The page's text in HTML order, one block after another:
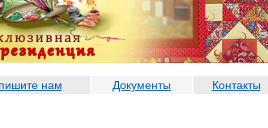
нам Документы Контакты